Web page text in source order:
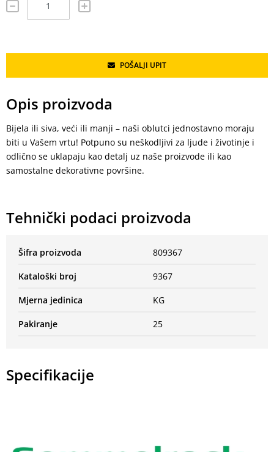
POŠALJI UPIT
Opis proizvoda
Bijela ili siva, veći ili manji – naši oblutci jednostavno moraju
biti u Vašem vrtu! Potpuno su neškodljivi za ljude i životinje i
odlično se uklapaju kao detalj uz naše proizvode ili kao
samostalne dekorativne površine.
Tehnički podaci proizvoda
Šifra proizvoda 809367
Kataloški broj 9367
Mjerna jedinica KG
Pakiranje 25
Specifikacije